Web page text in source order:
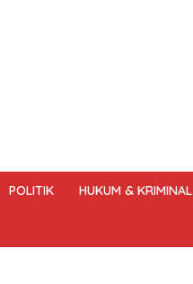
POLITIK HUKUM & KRIMINAL